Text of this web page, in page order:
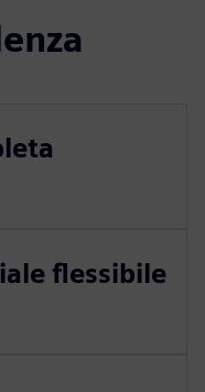
flessibile